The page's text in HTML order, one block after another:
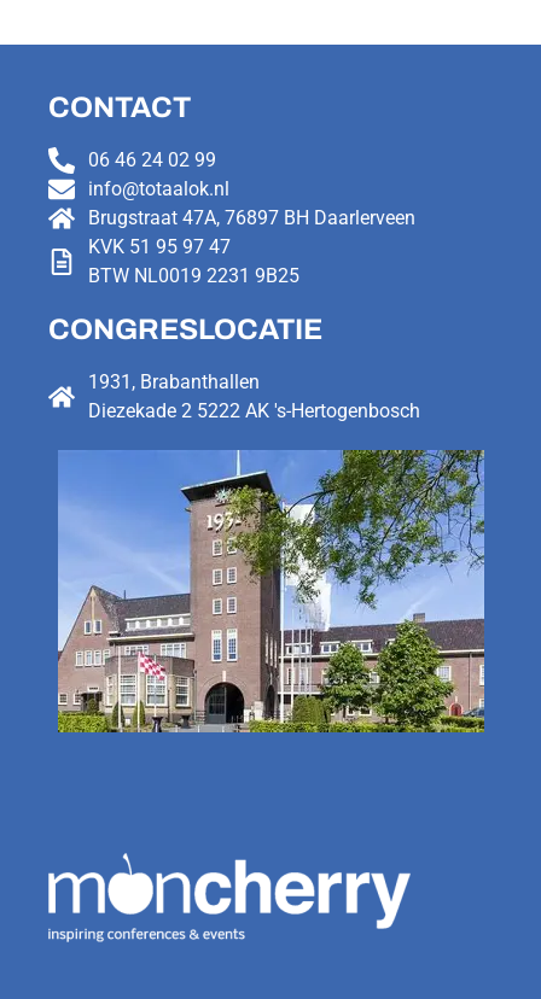
CONTACT
06 46 24 02 99
info@totaalok.nl
Brugstraat 47A, 76897 BH Daarlerveen
KVK 51 95 97 47
BTW NL0019 2231 9B25
CONGRESLOCATIE
1931, Brabanthallen
Diezekade 2 5222 AK 's-Hertogenbosch